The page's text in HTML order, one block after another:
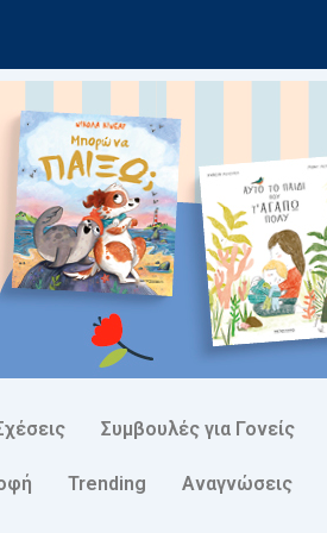
Συμβουλές για Γονείς
Trending Αναγνώσεις